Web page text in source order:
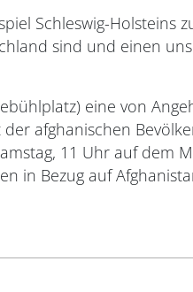
Schleswig-
sind und einen
eine von
afghanischen
11 Uhr auf dem
in Bezug auf